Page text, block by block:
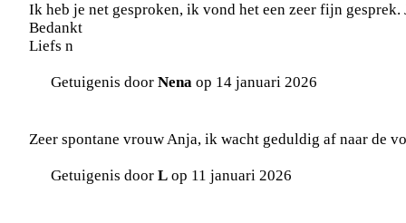
Ik heb je net gesproken, ik vond het een zeer fijn
Bedankt
Liefs n
Getuigenis door Nena op 14 januari 2026
Zeer spontane vrouw Anja, ik wacht geduldig af naar de
Getuigenis door L op 11 januari 2026